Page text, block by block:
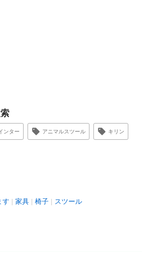
ンター アニマルスツール キリン
す 家具 椅子 スツール